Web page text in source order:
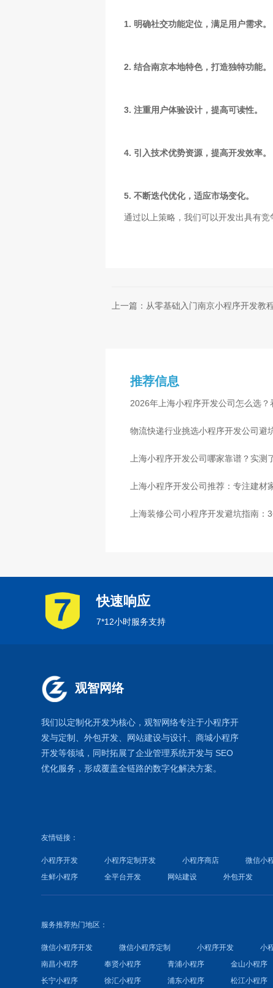
1. 明确社交功能定位，满足用户需求。
2. 结合南京本地特色，打造独特功能。
3. 注重用户体验设计，提高可读性。
4. 引入技术优势资源，提高开发效率。
5. 不断迭代优化，适应市场变化。
通过以上策略，我们可以开发出具有竞
上一篇：从零基础入门南京小程序开发教
推荐信息
2026年上海小程序开发公司怎么选？
物流快递行业挑选小程序开发公司避
心
上海小程序开发公司哪家靠谱？实
上海小程序开发公司推荐：专注建
上海装修公司小程序开发避坑指南
快速响应
7*12小时服务支持
观智网络
我们以定制化开发为核心，观智网络专注于小程序开
发与定制、外包开发、 网站建设与设计、商城小程序
开发等领域，同时拓展了企业管理系统开发与 SEO
优化服务，形成覆盖全链路的数字化解决方案。
友情链接：
小程序开发 小程序定制开发 小程序商店 微信小
生鲜小程序
全平台开发 网站建设 外包开发
服务推荐热门地区：
微信小程序开发 微信小程序定制 小程序开发 小
南昌小程序
奉贤小程序 青浦小程序 金山小程序
长宁小程序
徐汇小程序 浦东小程序 松江小程序